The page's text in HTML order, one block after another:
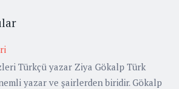
Türkçü yazar Ziya Gökalp Türk
yazar ve şairlerden biridir. Gökalp